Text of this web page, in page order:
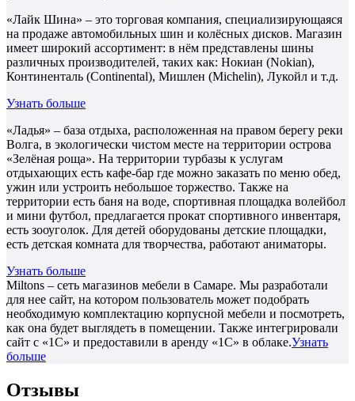
«Лайк Шина» – это торговая компания, специализирующаяся
на продаже автомобильных шин и колёсных дисков. Магазин
имеет широкий ассортимент: в нём представлены шины
различных производителей, таких как: Нокиан (Nokian),
Континенталь (Continental), Мишлен (Michelin), Лукойл и т.д.
Узнать больше
«Ладья» – база отдыха, расположенная на правом берегу реки
Волга, в экологически чистом месте на территории острова
«Зелёная роща». На территории турбазы к услугам
отдыхающих есть кафе-бар где можно заказать по меню обед,
ужин или устроить небольшое торжество. Также на
территории есть баня на воде, спортивная площадка волейбол
и мини футбол, предлагается прокат спортивного инвентаря,
есть зооуголок. Для детей оборудованы детские площадки,
есть детская комната для творчества, работают аниматоры.
Узнать больше
Miltons – сеть магазинов мебели в Самаре. Мы разработали
для нее сайт, на котором пользователь может подобрать
необходимую комплектацию корпусной мебели и посмотреть,
как она будет выглядеть в помещении. Также интегрировали
сайт с «1С» и предоставили в аренду «1С» в облаке.Узнать
больше
Отзывы